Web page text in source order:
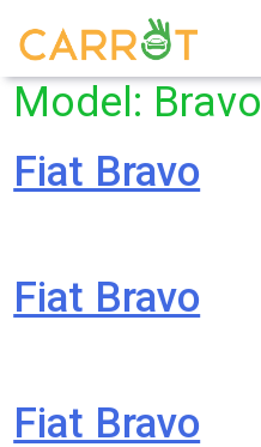
Model: Bravo
Fiat Bravo
Fiat Bravo
Fiat Bravo